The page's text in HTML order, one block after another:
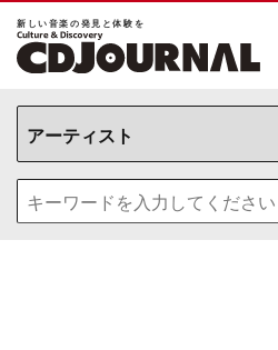
新しい⾳楽の発⾒と体験を